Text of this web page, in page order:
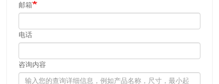
邮箱
电话
咨询内容